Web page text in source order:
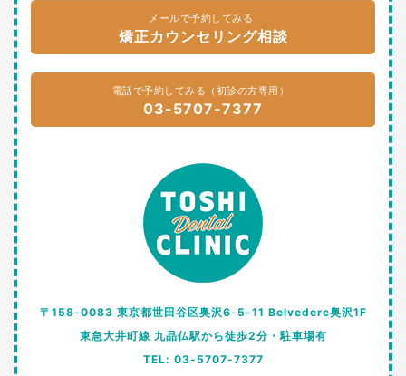
メールで予約してみる
矯正カウンセリング相談
電話で予約してみる（初診の方専用）
03-5707-7377
〒158-0083 東京都世田谷区奥沢6-5-11 Belvedere奥沢1F
東急大井町線 九品仏駅から徒歩2分・駐車場有
TEL: 03-5707-7377